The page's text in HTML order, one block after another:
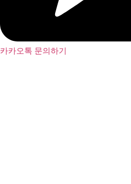
카카오톡 문의하기